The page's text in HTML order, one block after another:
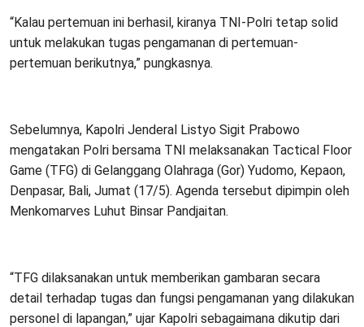
“Kalau pertemuan ini berhasil, kiranya TNI-Polri tetap solid
untuk melakukan tugas pengamanan di pertemuan-
pertemuan berikutnya,” pungkasnya.
Sebelumnya, Kapolri Jenderal Listyo Sigit Prabowo
mengatakan Polri bersama TNI melaksanakan Tactical Floor
Game (TFG) di Gelanggang Olahraga (Gor) Yudomo, Kepaon,
Denpasar, Bali, Jumat (17/5). Agenda tersebut dipimpin oleh
Menkomarves Luhut Binsar Pandjaitan.
“TFG dilaksanakan untuk memberikan gambaran secara
detail terhadap tugas dan fungsi pengamanan yang dilakukan
personel di lapangan,” ujar Kapolri sebagaimana dikutip dari